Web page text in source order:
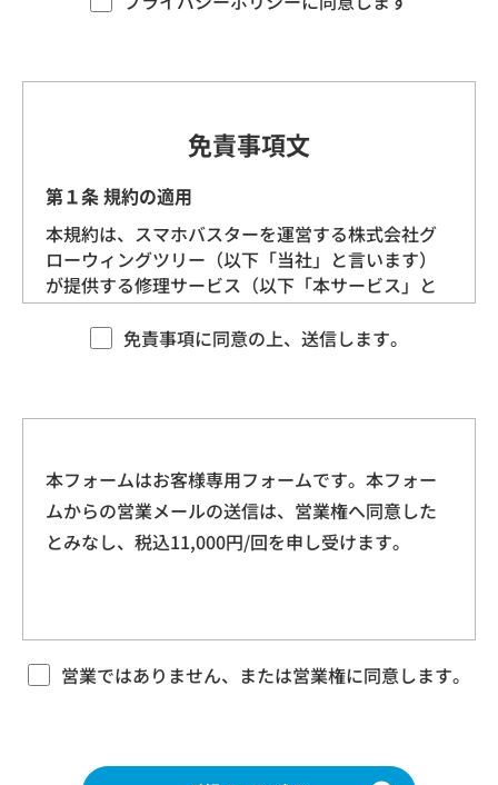
す。）を定めます。
第1条（プライバシー情報）
人情報保護法にいう「個人情報」を指すものと
し、生存する個人に関する情報であって、当該
号、連絡先その他の記述等により特定の個人を
識別できる情報を指します。
プライバシー情報のうち「履歴情報および特性
情報」とは、上記に定める「個人情報」以外の
ド、ご利用日時、ご利用の方法、ご利用環境、
郵便番号や性別、職業、年齢、ユーザーのIPア
ドレス、クッキー情報、位置情報、端末の個体
識別情報などを指します。
当社は、ユーザーが利用する際に氏名、生年月
号などの個人情報をお尋ねすることがありま
免責事項文
第１条 規約の適用
本規約は、スマホバスターを運営する株式会社グ
ローウィングツリー（以下「当社」と言います）
が提供する修理サービス（以下「本サービス」と
言います）に適用される基本的な条件を定めるも
のです。 当社は、本規約に沿ってお客様に本サー
ご利用くださいますようお願いいたします。
第２条 契約の成立
本規約に基づく本サービスに関する契約は、お客
様が修理をご希望になる携帯電話（以下「修理依
て必要事項および本サービス提供の可否等を確認
の後、当社がお客様のご依頼を承諾することをも
サービスを提供できない場合があり、当社の任意
免責事項に同意の上、送信します。
本フォームはお客様専用フォームです。本フォー
ムからの営業メールの送信は、営業権へ同意した
とみなし、税込11,000円/回を申し受けます。
営業ではありません、または営業権に同意します。